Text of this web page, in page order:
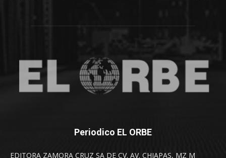
Periodico EL ORBE
EDITORA ZAMORA CRUZ SA DE CV. AV. CHIAPAS, MZ M